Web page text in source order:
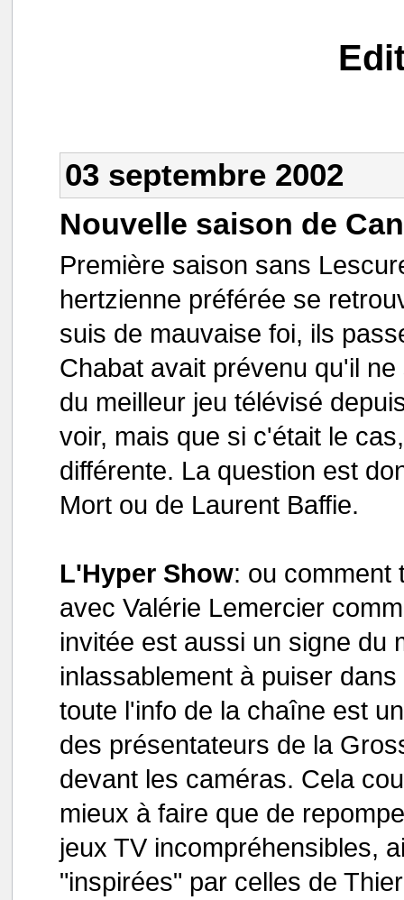
03 septembre 2002
Nouvelle saison de
Première saison sans
hertzienne préférée se
suis de mauvaise foi, ils
Chabat avait prévenu qu'il
du meilleur jeu télévisé
voir, mais que si c'était le
différente. La question est
Mort ou de Laurent Baffie.
L'Hyper Show: ou comment
avec Valérie Lemercier
invitée est aussi un signe du
inlassablement à puiser
toute l'info de la chaîne est
des présentateurs de la
devant les caméras. Cela
mieux à faire que de
jeux TV incompréhensibles,
"inspirées" par celles de